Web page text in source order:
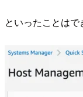
といったことはで